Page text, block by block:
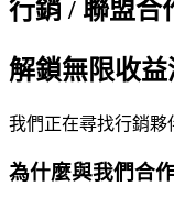
行銷 / 聯盟合
解鎖無限收益
我們正在尋找行銷夥
為什麼與我們合